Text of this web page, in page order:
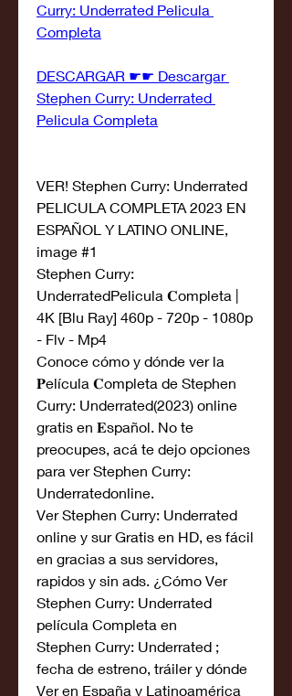
Curry: Underrated Pelicula
Completa
DESCARGAR ☛☛ Descargar
Stephen Curry: Underrated
Pelicula Completa
VER! Stephen Curry: Underrated
PELICULA COMPLETA 2023 EN
ESPAÑOL Y LATINO ONLINE,
image #1
Stephen Curry:
UnderratedPelicula 𝐂ompleta |
4K [Blu Ray] 460p - 720p - 1080p
- Flv - Mp4
Conoce cómo y dónde ver la
𝐏elícula 𝐂ompleta de Stephen
Curry: Underrated(2023) online
gratis en 𝐄spañol. No te
preocupes, acá te dejo opciones
para ver Stephen Curry:
Underratedonline.
Ver Stephen Curry: Underrated
online y sur Gratis en HD, es fácil
en gracias a sus servidores,
rapidos y sin ads. ¿Cómo Ver
Stephen Curry: Underrated
película Completa en
Stephen Curry: Underrated ;
fecha de estreno, tráiler y dónde
Ver en España y Latinoamérica